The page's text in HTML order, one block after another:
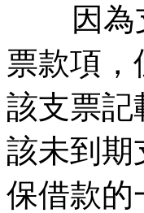
因為支
票款項
該支票記
該未到期
保借款的